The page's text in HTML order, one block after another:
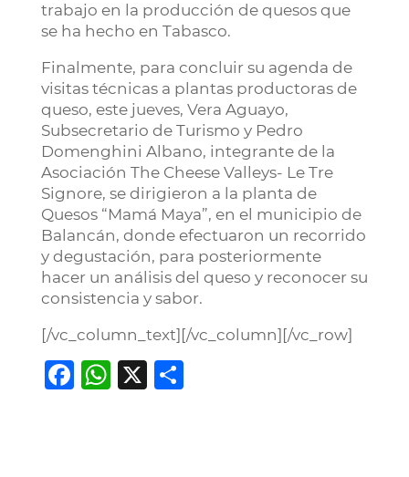
trabajo en la producción de quesos que
se ha hecho en Tabasco.
Finalmente, para concluir su agenda de
visitas técnicas a plantas productoras de
queso, este jueves, Vera Aguayo,
Subsecretario de Turismo y Pedro
Domenghini Albano, integrante de la
Asociación The Cheese Valleys- Le Tre
Signore, se dirigieron a la planta de
Quesos “Mamá Maya”, en el municipio de
Balancán, donde efectuaron un recorrido
y degustación, para posteriormente
hacer un análisis del queso y reconocer su
consistencia y sabor.
[/vc_column_text][/vc_column][/vc_row]
Facebook
WhatsApp
X Compartir